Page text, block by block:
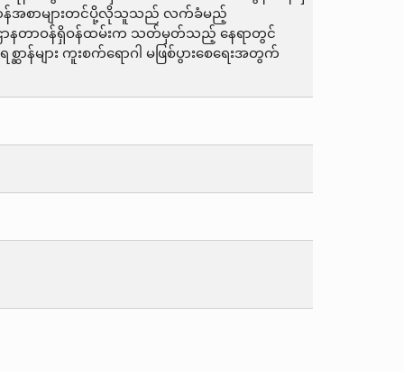
ဆာန်အစာများတင်ပို့လိုသူသည် လက်ခံမည့်
ဌာနတာဝန်ရှိဝန်ထမ်းက သတ်မှတ်သည့် နေရာတွင်
များ ကူးစက်ရောဂါ မဖြစ်ပွားစေရေးအတွက်